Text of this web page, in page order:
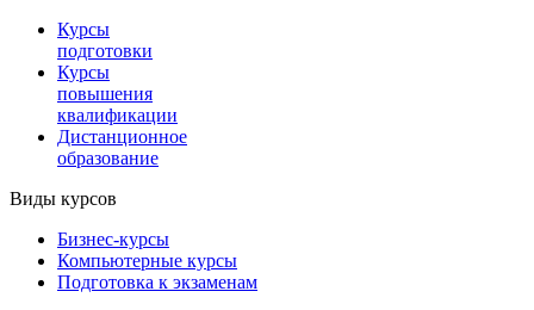
Курсы
подготовки
Курсы
повышения
квалификации
Дистанционное
образование
Виды курсов
Бизнес-курсы
Компьютерные курсы
Подготовка к экзаменам